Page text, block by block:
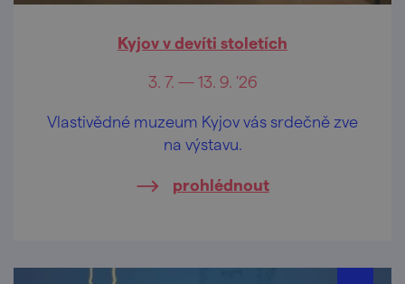
Kyjov v devíti stoletích
3. 7. — 13. 9. '26
Vlastivědné muzeum Kyjov vás srdečně zve
na výstavu.
prohlédnout